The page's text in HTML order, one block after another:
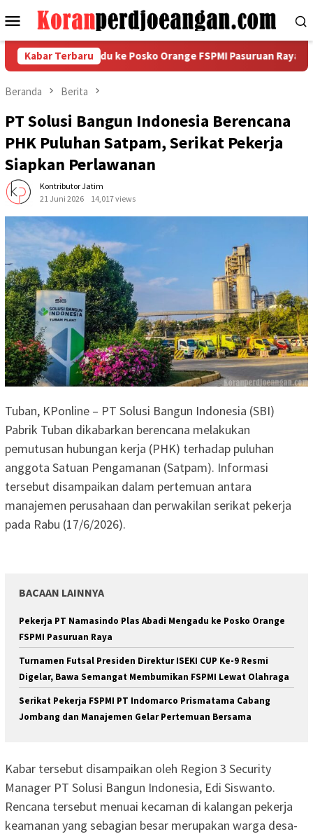
ke
Menu
Mobile
Kabar Terbaru
Mengadu ke Posko Orange FSPMI Pasuruan Raya
Beranda Berita
PT Solusi Bangun Indonesia Berencana
PHK Puluhan Satpam, Serikat Pekerja
Siapkan Perlawanan
Kontributor Jatim
21 Juni 2026
14,017 views
Tuban, KPonline – PT Solusi Bangun Indonesia (SBI)
Pabrik Tuban dikabarkan berencana melakukan
pemutusan hubungan kerja (PHK) terhadap puluhan
anggota Satuan Pengamanan (Satpam). Informasi
tersebut disampaikan dalam pertemuan antara
manajemen perusahaan dan perwakilan serikat pekerja
pada Rabu (17/6/2026).
BACAAN LAINNYA
Pekerja PT Namasindo Plas Abadi Mengadu ke Posko Orange
FSPMI Pasuruan Raya
Turnamen Futsal Presiden Direktur ISEKI CUP Ke-9 Resmi
Digelar, Bawa Semangat Membumikan FSPMI Lewat Olahraga
Serikat Pekerja FSPMI PT Indomarco Prismatama Cabang
Jombang dan Manajemen Gelar Pertemuan Bersama
Kabar tersebut disampaikan oleh Region 3 Security
Manager PT Solusi Bangun Indonesia, Edi Siswanto.
Rencana tersebut menuai kecaman di kalangan pekerja
keamanan yang sebagian besar merupakan warga desa-